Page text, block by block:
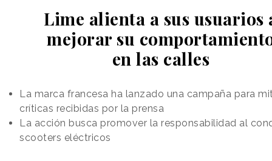
Lime alienta a sus usuarios
mejorar su
en las calles
La marca francesa ha lanzado una campaña para
críticas recibidas por la prensa
La acción busca promover la responsabilidad al
scooters eléctricos